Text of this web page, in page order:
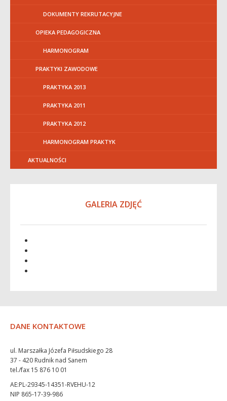
DOKUMENTY REKRUTACYJNE
OPIEKA PEDAGOGICZNA
HARMONOGRAM
PRAKTYKI ZAWODOWE
PRAKTYKA 2013
PRAKTYKA 2011
PRAKTYKA 2012
HARMONOGRAM PRAKTYK
AKTUALNOŚCI
GALERIA ZDJĘĆ
DANE KONTAKTOWE
ul. Marszałka Józefa Piłsudskiego 28
37 - 420 Rudnik nad Sanem
tel./fax 15 876 10 01
AE:PL-29345-14351-RVEHU-12
NIP 865-17-39-986